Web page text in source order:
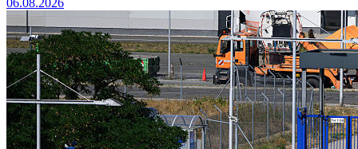
06.08.2026